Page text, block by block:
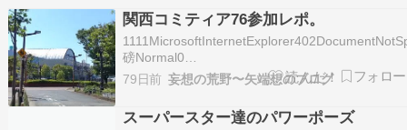
関西コミティア76参加レポ。
磅Normal0
磅Normal0 2026年5月17日…
79日前 妄想の荒野〜矢端想のブログ
スーパースター達のパワーポーズ